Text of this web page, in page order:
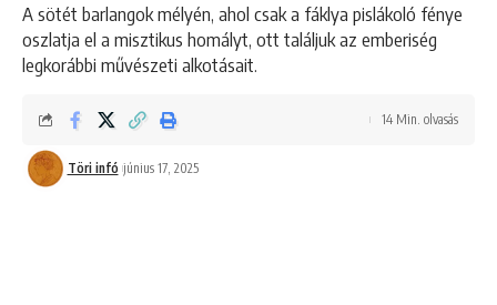
A sötét barlangok mélyén, ahol csak a fáklya pislákoló fénye
oszlatja el a misztikus homályt, ott találjuk az emberiség
legkorábbi művészeti alkotásait.
Töri infó június 17, 2025
14 Min. olvasás